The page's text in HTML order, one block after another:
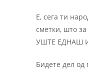
Е, сега ти
сметки, што
УШТЕ ЕДНАШ
Бидете дел од